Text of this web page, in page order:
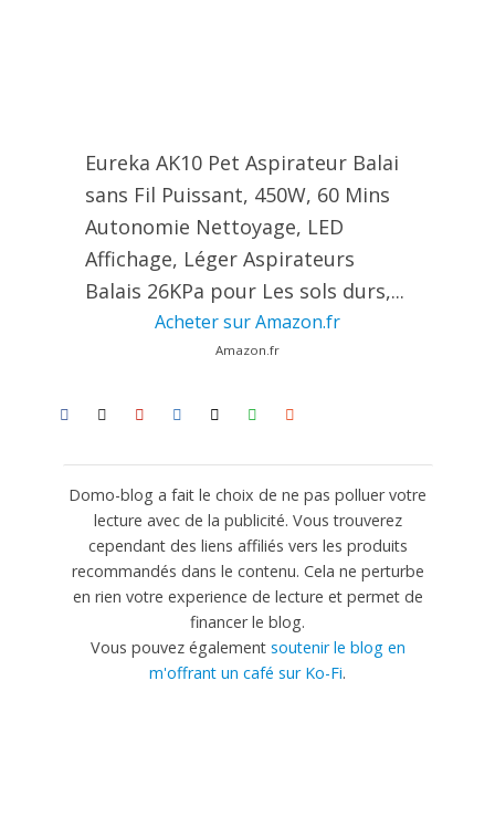
Eureka AK10 Pet Aspirateur Balai
sans Fil Puissant, 450W, 60 Mins
Autonomie Nettoyage, LED
Affichage, Léger Aspirateurs
Balais 26KPa pour Les sols durs,...
Acheter sur Amazon.fr
Amazon.fr
Domo-blog a fait le choix de ne pas polluer votre
lecture avec de la publicité. Vous trouverez
cependant des liens affiliés vers les produits
recommandés dans le contenu. Cela ne perturbe
en rien votre experience de lecture et permet de
financer le blog.
Vous pouvez également soutenir le blog en
m'offrant un café sur Ko-Fi.